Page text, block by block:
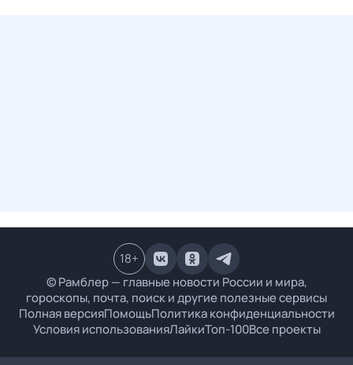
© Рамблер — главные новости России и мира,
гороскопы, почта, поиск и другие полезные сервисы
Полная версияПомощьПолитика конфиденциальности
Условия использованияЛайкиТоп-100Все проекты
18+